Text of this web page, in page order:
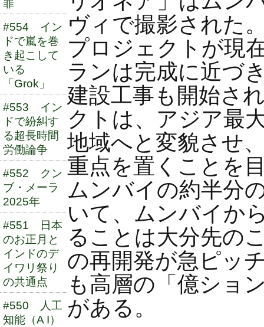
罪
#554 イン
ドで嵐を巻
き起こして
いる
「Grok」
#553 イン
ドで紛糾す
る超長時間
労働論争
#552 クン
ブ・メーラ
2025年
#551 日本
のお正月と
インドのデ
イワリ祭り
の共通点
#550 人工
知能（A I）
ヴィで撮影された
プロジェクトが現
ランは完成に近づ
建設工事も開始さ
クトは、アジア最
地域へと変貌させ
重点を置くことを
ムンバイの約半分
いて、ムンバイか
ることは大分先の
の再開発が急ピッ
も高層の「億ショ
がある。